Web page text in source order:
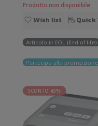
stampa: 8 dot/mm Wireless: Presente
Braccialetti, Carta in
Prodotto non disponibile
Wish list Quick
Articolo in EOL (End of life)
Partecipa alla promozione
SCONTO 43%